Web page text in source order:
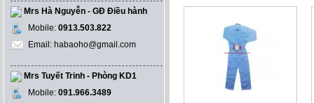
Mrs Hà Nguyễn - GĐ Điều hành
Mobile: 0913.503.822
Email: habaoho@gmail.com
Mrs Tuyết Trinh - Phòng KD1
Mobile: 091.966.3489